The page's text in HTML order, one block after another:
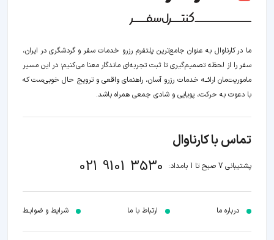
ما در کارناوال به عنوان جامع‌ترین پلتفرم رزرو خدمات سفر و گردشگری در ایران،
سفر را از لحظه‌ تصمیم‌گیری تا ثبت تجربه‌ای ماندگار معنا می‌کنیم؛ در این مسیر‍
ماموریت‌مان اراﺋــﻪ خدمات رزرو آسان، راهنمای واقعی و ترویج حال خوبی‌ست که
با دعوت به حرکت، پویایی و شادی جمعی همراه باشد.
تماس با کارناوال
پشتیبانی 7 صبح تا 1 بامداد: 021 9101 3530
درباره ما ارتباط با ما شرایط و ضوابـط